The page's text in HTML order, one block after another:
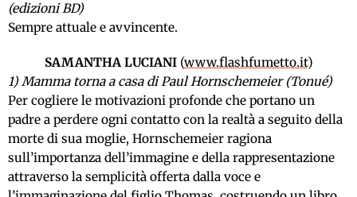
(edizioni BD)
Sempre attuale e avvincente.
SAMANTHA LUCIANI(www.flashfumetto.it)
1) Mamma torna a casa di Paul Hornschemeier (Tonué)
Per cogliere le motivazioni profonde che portano un
padre a perdere ogni contatto con la realtà a seguito della
morte di sua moglie, Hornschemeier ragiona
sull’importanza dell’immagine e della rappresentazione
attraverso la semplicità offerta dalla voce e